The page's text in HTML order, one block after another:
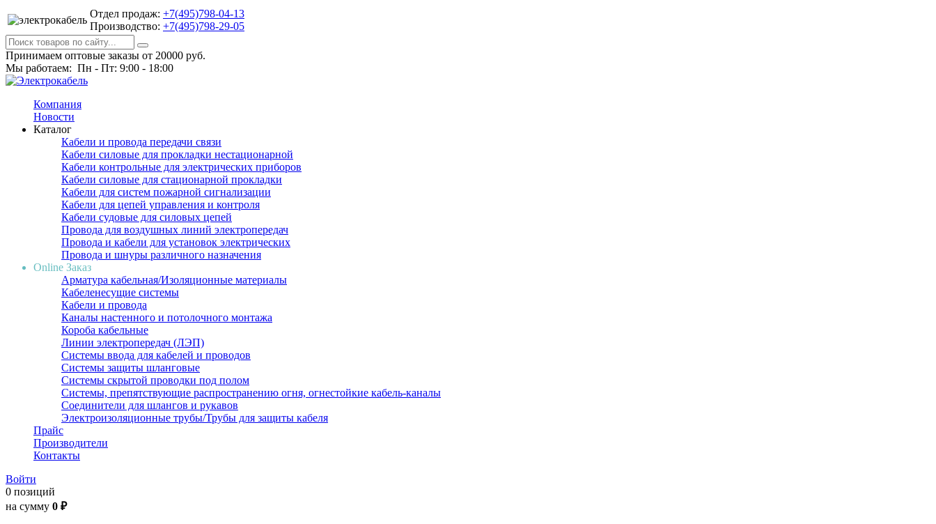
Отдел продаж: +7(495)798-04-13
Производство: +7(495)798-29-05
Принимаем оптовые заказы от 20000 руб.
Мы работаем: Пн - Пт: 9:00 - 18:00
Компания
Новости
Каталог
Кабели и провода передачи связи
Кабели силовые для прокладки нестационарной
Кабели контрольные для электрических приборов
Кабели силовые для стационарной прокладки
Кабели для систем пожарной сигнализации
Кабели для цепей управления и контроля
Кабели судовые для силовых цепей
Провода для воздушных линий электропередач
Провода и кабели для установок электрических
Провода и шнуры различного назначения
Online Заказ
Арматура кабельная/Изоляционные материалы
Кабеленесущие системы
Кабели и провода
Каналы настенного и потолочного монтажа
Короба кабельные
Линии электропередач (ЛЭП)
Системы ввода для кабелей и проводов
Системы защиты шланговые
Системы скрытой проводки под полом
Системы, препятствующие распространению огня, огнестойкие кабель-каналы
Соединители для шлангов и рукавов
Электроизоляционные трубы/Трубы для защиты кабеля
Прайс
Производители
Контакты
Войти
0 позиций
на сумму 0 ₽